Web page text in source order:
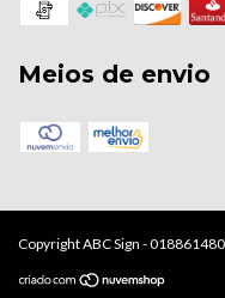
Meios de envio
Copyright ABC Sign -